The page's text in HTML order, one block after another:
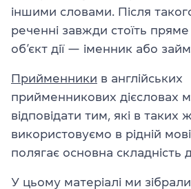
іншими словами. Після
реченні завжди стоїть
об’єкт дії — іменник або
Прийменники в англійських
прийменникових дієсловах
відповідати тим, які в
використовуємо в рідній
полягає основна складність
У цьому матеріалі ми